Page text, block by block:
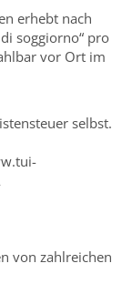
erhebt nach
soggiorno“ pro
vor Ort im
selbst.
von zahlreichen